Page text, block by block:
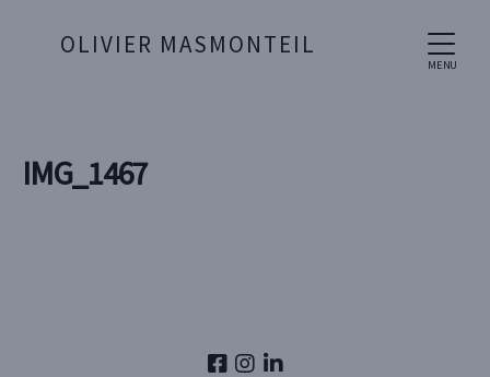
MENU
OLIVIER MASMONTEIL
IMG_1467